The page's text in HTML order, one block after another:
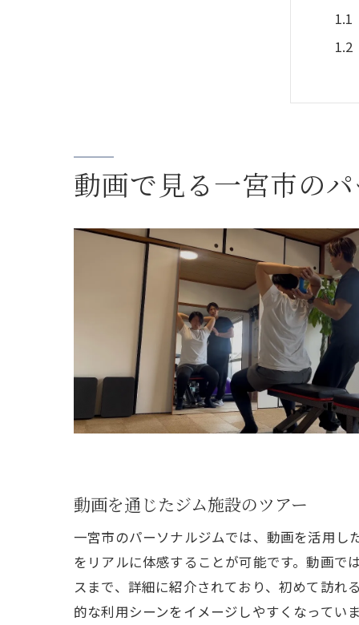
一
ト
動画で見る一宮市の
動画を通じたジム施設のツアー
一宮市のパーソナルジムでは、動画を活用し
をリアルに体感することが可能です。動画で
スまで、詳細に紹介されており、初めて訪
的な利用シーンをイメージしやすくなってい